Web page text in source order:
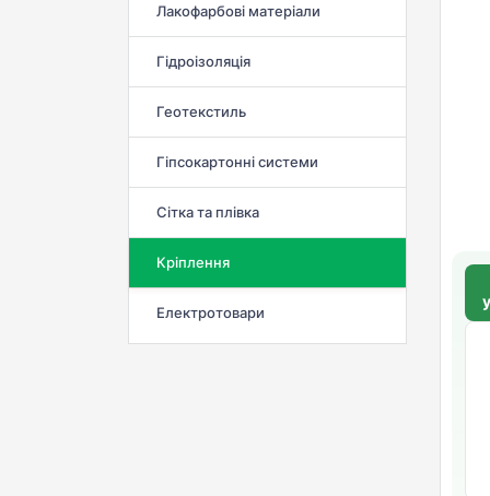
Лакофарбові матеріали
Гідроізоляція
Геотекстиль
Гіпсокартонні системи
Сітка та плівка
Кріплення
Електротовари